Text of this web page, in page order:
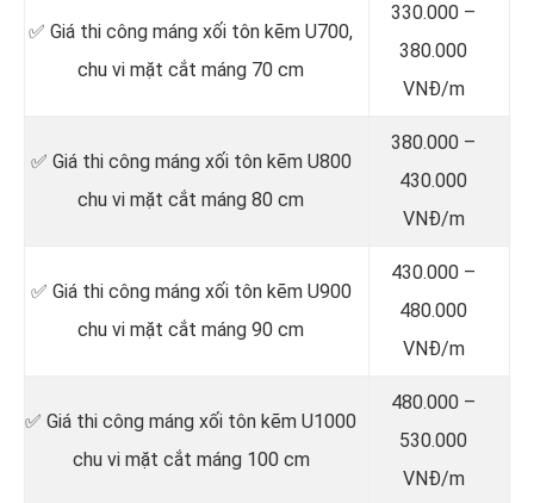
✅ Giá thi công máng xối tôn kẽm U700,
chu vi mặt cắt máng 70 cm
330.000 –
380.000
VNĐ/m
✅ Giá thi công máng xối tôn kẽm U800
chu vi mặt cắt máng 80 cm
380.000 –
430.000
VNĐ/m
✅ Giá thi công máng xối tôn kẽm U900
chu vi mặt cắt máng 90 cm
430.000 –
480.000
VNĐ/m
✅ Giá thi công máng xối tôn kẽm U1000
chu vi mặt cắt máng 100 cm
480.000 –
530.000
VNĐ/m